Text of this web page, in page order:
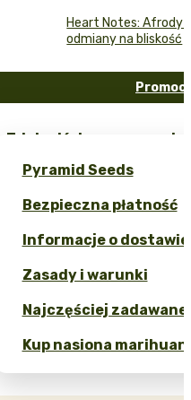
Heart Notes:
odmiany na bliskość
Zdobądź darmowe
Pyramid Seeds
Bezpieczna płatność
Informacje o dostawie
Zasady i warunki
Najczęściej zadawane
Kup nasiona